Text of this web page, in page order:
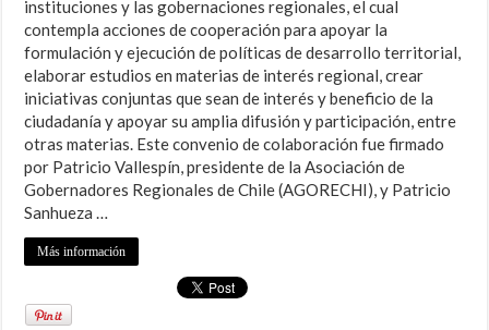
instituciones y las gobernaciones regionales, el cual
contempla acciones de cooperación para apoyar la
formulación y ejecución de políticas de desarrollo territorial,
elaborar estudios en materias de interés regional, crear
iniciativas conjuntas que sean de interés y beneficio de la
ciudadanía y apoyar su amplia difusión y participación, entre
otras materias. Este convenio de colaboración fue firmado
por Patricio Vallespín, presidente de la Asociación de
Gobernadores Regionales de Chile (AGORECHI), y Patricio
Sanhueza …
Más información